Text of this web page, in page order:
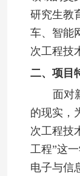
研究生教
车、智能
次工程技
二、项目
面对
的现实，
次工程技
工程”这
电子与信